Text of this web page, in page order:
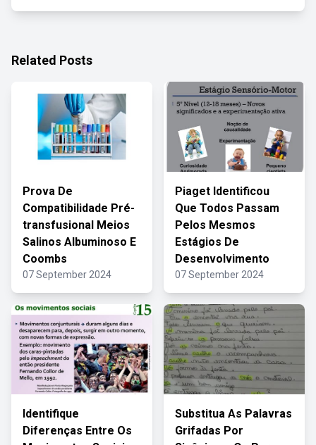
Related Posts
Prova De
Compatibilidade Pré-
transfusional Meios
Salinos Albuminoso E
Coombs
07 September 2024
Piaget Identificou
Que Todos Passam
Pelos Mesmos
Estágios De
Desenvolvimento
07 September 2024
Identifique
Diferenças Entre Os
Substitua As Palavras
Grifadas Por